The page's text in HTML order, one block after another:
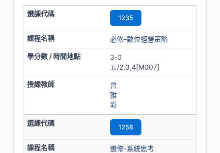
1235
必修-數位經營策略
3-0
五/2,3,4[M007]
曾
雅
彩
1258
選修-系統思考